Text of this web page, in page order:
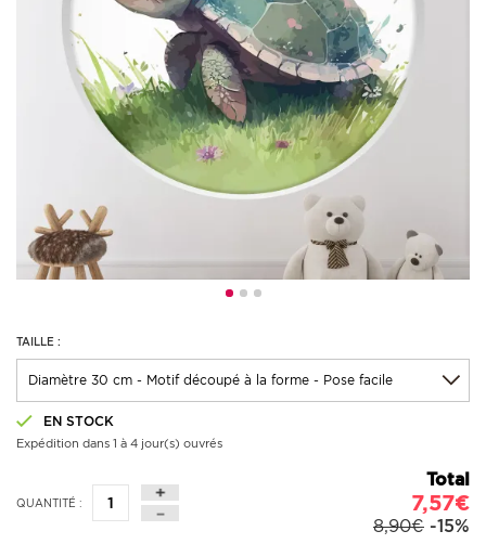
TAILLE :
EN STOCK
Expédition dans 1 à 4 jour(s) ouvrés
QUANTITÉ :
Total
7,57€
8,90€ -15%